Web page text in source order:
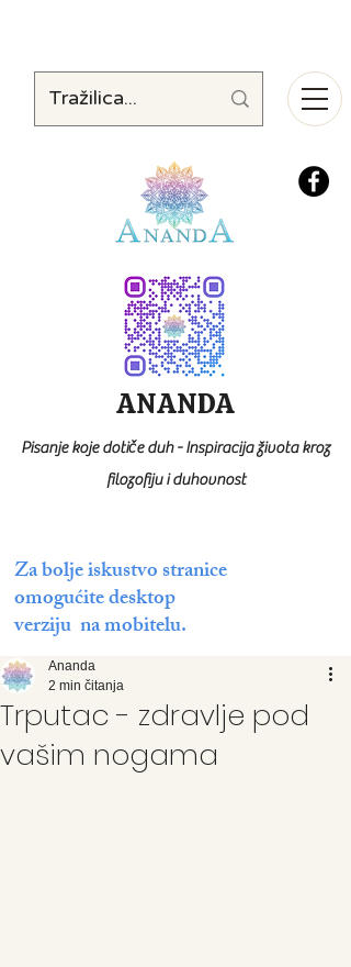
Za bolje iskustvo stranice
omogućite desktop
verziju na mobitelu.
ANANDA
Pisanje koje dotiče duh - Inspiracija života kroz
filozofiju i duhovnost
Trputac - zdravlje pod
vašim nogama
Ananda
2 min čitanja